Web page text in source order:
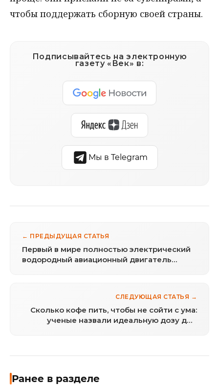
чтобы поддержать сборную своей страны.
Подписывайтесь на электронную
газету «Век» в:
Мы в Telegram
← ПРЕДЫДУЩАЯ СТАТЬЯ
Первый в мире полностью электрический
водородный авиационный двигатель
СЛЕДУЮЩАЯ СТАТЬЯ →
Сколько кофе пить, чтобы не сойти с ума:
ученые назвали идеальную дозу для
Ранее в разделе